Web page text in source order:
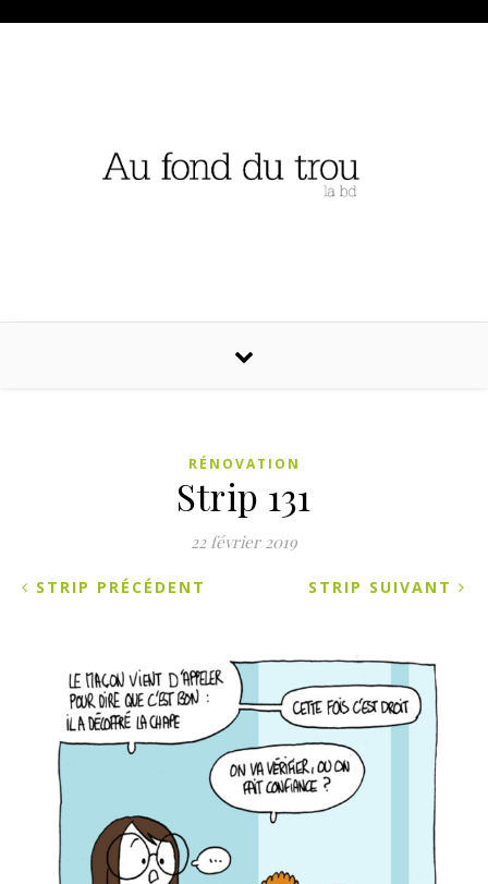
RÉNOVATION
Strip 131
22 février 2019
STRIP SUIVANT
STRIP PRÉCÉDENT